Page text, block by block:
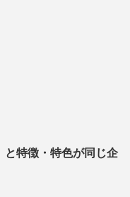
と特徴・特色が同じ企